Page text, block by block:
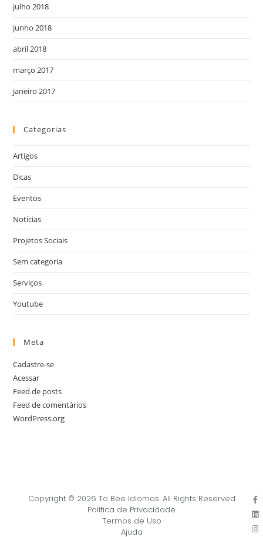
julho 2018
junho 2018
abril 2018
março 2017
janeiro 2017
Categorias
Artigos
Dicas
Eventos
Notícias
Projetos Sociais
Sem categoria
Serviços
Youtube
Meta
Cadastre-se
Acessar
Feed de posts
Feed de comentários
WordPress.org
Copyright © 2026 To Bee Idiomas. All Rights Reserved
Política de Privacidade
Termos de Uso
Ajuda